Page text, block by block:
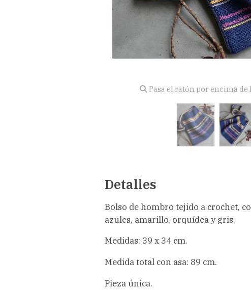
Pasa el ratón por encima
Detalles
Bolso de hombro tejido a crochet,
azules, amarillo, orquídea y gris.
Medidas: 39 x 34 cm.
Medida total con asa: 89 cm.
Pieza única.